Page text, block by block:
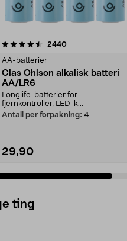
2440anmeldelser
AA-batterier
Clas Ohlson alkalisk batteri
AA/LR6
Longlife-batterier for
fjernkontroller, LED-k...
Antall per forpakning: 4
29,90
4.5av 5 stjerner
ting